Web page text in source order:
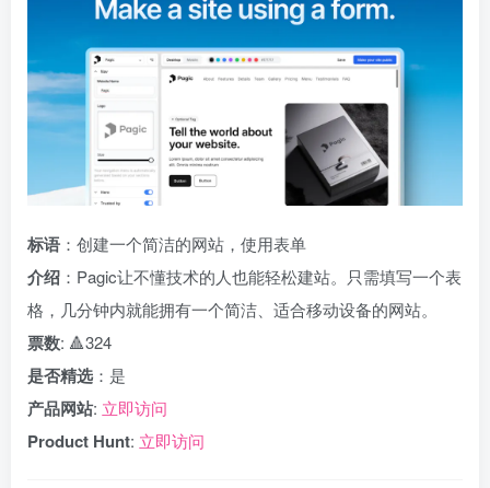
标语 ：创建一个简洁的网站，使用表单
介绍 ：Pagic让不懂技术的人也能轻松建站。只需填写一个表
格，几分钟内就能拥有一个简洁、适合移动设备的网站。
票数: 🔺324
是否精选 ：是
产品网站: 立即访问
Product Hunt: 立即访问